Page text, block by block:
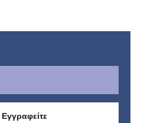
Εγγραφείτε